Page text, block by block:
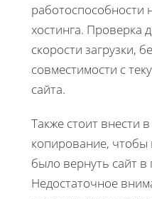
работоспособности
хостинга. Проверка
скорости загрузки,
совместимости с
сайта.
Также стоит внести
копирование, чтобы
было вернуть сайт
Недостаточное